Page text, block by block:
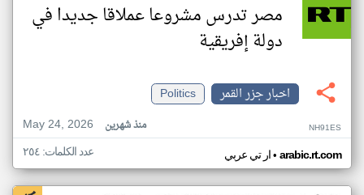
مصر تدرس مشروعا عملاقا جديدا في
دولة إفريقية
اخبار جزر القمر
Politics
May 24, 2026
منذ شهرين NH91ES
ار تي عربي• arabic.rt.com عدد الكلمات: ٢٥٤